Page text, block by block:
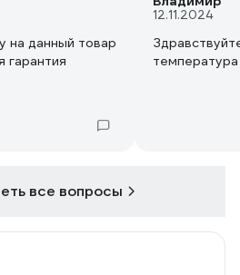
на данный товар
гарантия
12.11.2024
все вопросы